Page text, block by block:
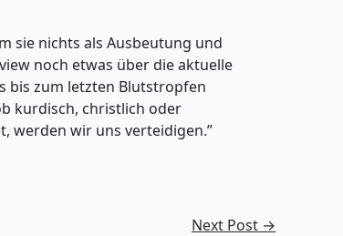
sie nichts als Ausbeutung und
noch etwas über die aktuelle
bis zum letzten Blutstropfen
kurdisch, christlich oder
werden wir uns verteidigen.”
Next Post →